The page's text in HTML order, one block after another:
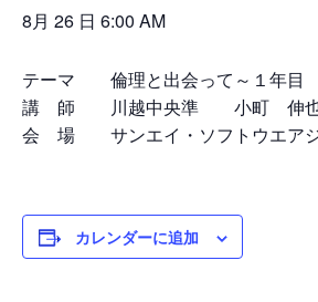
モーニングセミナー
倫理法人会とは
8月 26 日 6:00 AM
テーマ 倫理と出会って～１年目
講 師 川越中央準 小町 伸
会 場 サンエイ・ソフトウエア
カレンダーに追加